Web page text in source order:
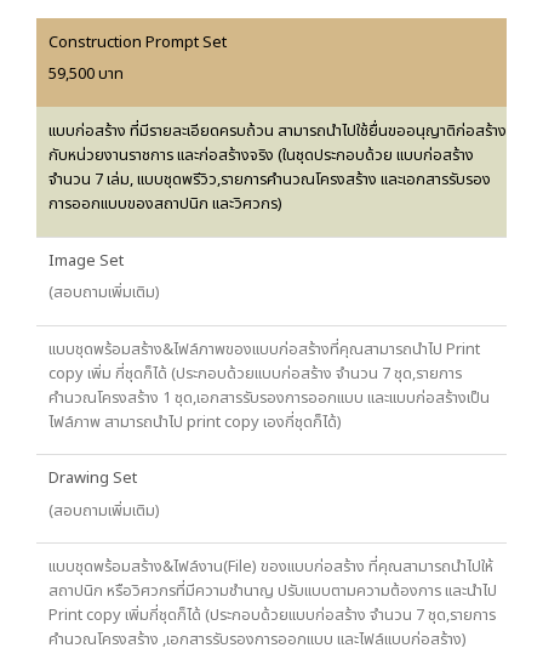
Construction Prompt Set
59,500 บาท
แบบก่อสร้าง ที่มีรายละเอียดครบถ้วน สามารถนำไปใช้ยื่นขออนุญาติก่อสร้าง
กับหน่วยงานราชการ และก่อสร้างจริง (ในชุดประกอบด้วย แบบก่อสร้าง
จำนวน 7 เล่ม, แบบชุดพรีวิว,รายการคำนวณโครงสร้าง และเอกสารรับรอง
การออกแบบของสถาปนิก และวิศวกร)
Image Set
(สอบถามเพิ่มเติม)
แบบชุดพร้อมสร้าง&ไฟล์ภาพของแบบก่อสร้างที่คุณสามารถนำไป Print
copy เพิ่ม กี่ชุดก็ได้ (ประกอบด้วยแบบก่อสร้าง จำนวน 7 ชุด,รายการ
คำนวณโครงสร้าง 1 ชุด,เอกสารรับรองการออกแบบ และแบบก่อสร้างเป็น
ไฟล์ภาพ สามารถนำไป print copy เองกี่ชุดก็ได้)
Drawing Set
(สอบถามเพิ่มเติม)
แบบชุดพร้อมสร้าง&ไฟล์งาน(File) ของแบบก่อสร้าง ที่คุณสามารถนำไปให้
สถาปนิก หรือวิศวกรที่มีความชำนาญ ปรับแบบตามความต้องการ และนำไป
Print copy เพิ่มกี่ชุดก็ได้ (ประกอบด้วยแบบก่อสร้าง จำนวน 7 ชุด,รายการ
คำนวณโครงสร้าง ,เอกสารรับรองการออกแบบ และไฟล์แบบก่อสร้าง)